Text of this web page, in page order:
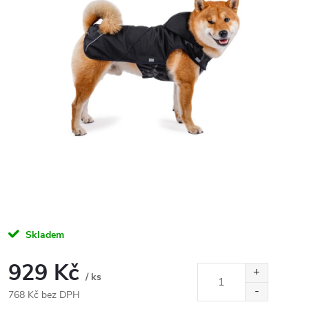
Skladem
929 Kč / ks
768 Kč bez DPH